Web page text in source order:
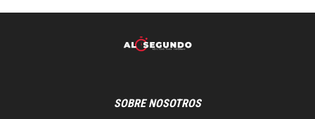
SOBRE NOSOTROS